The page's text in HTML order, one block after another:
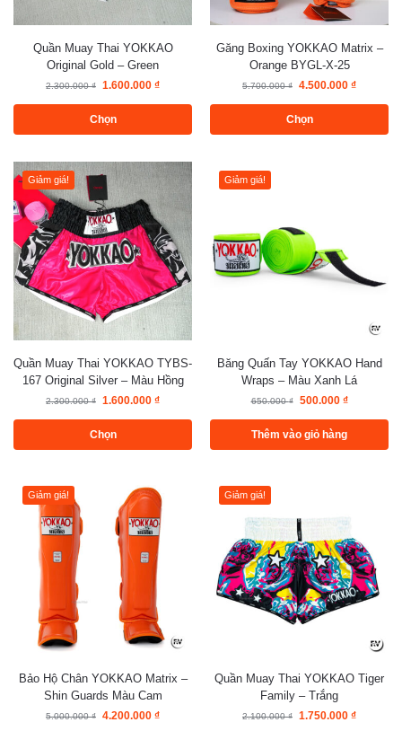
Quần Muay Thai YOKKAO
Original Gold – Green
2.300.000₫ 1.600.000 ₫
Chọn
Găng Boxing YOKKAO Matrix –
Orange BYGL-X-25
5.700.000₫ 4.500.000 ₫
Chọn
Giảm giá!
Quần Muay Thai YOKKAO TYBS-
167 Original Silver – Màu Hồng
2.300.000₫ 1.600.000 ₫
Chọn
Giảm giá!
Băng Quấn Tay YOKKAO Hand
Wraps – Màu Xanh Lá
650.000₫ 500.000 ₫
Thêm vào giỏ hàng
Giảm giá!
Bảo Hộ Chân YOKKAO Matrix –
Shin Guards Màu Cam
5.000.000₫ 4.200.000 ₫
Giảm giá!
Quần Muay Thai YOKKAO Tiger
Family – Trắng
2.100.000₫ 1.750.000 ₫